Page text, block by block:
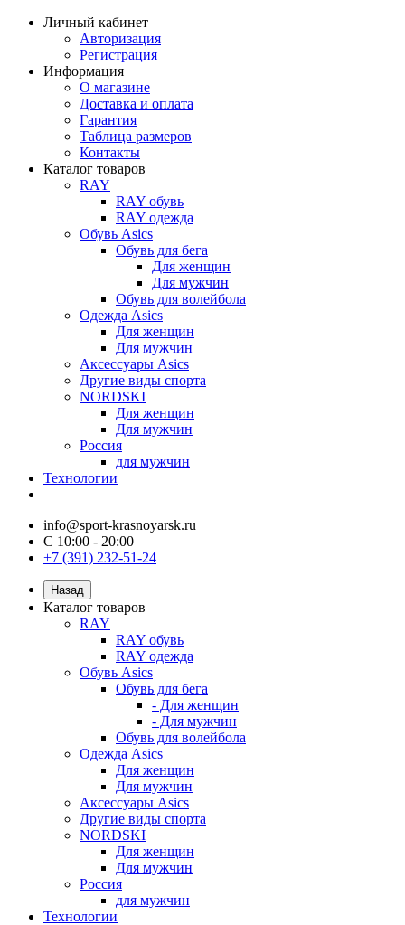
Личный кабинет
Авторизация
Регистрация
Информация
О магазине
Доставка и оплата
Гарантия
Таблица размеров
Контакты
Каталог товаров
RAY
RAY обувь
RAY одежда
Обувь Asics
Обувь для бега
Для женщин
Для мужчин
Обувь для волейбола
Одежда Asics
Для женщин
Для мужчин
Аксессуары Asics
Другие виды спорта
NORDSKI
Для женщин
Для мужчин
Россия
для мужчин
Технологии
info@sport-krasnoyarsk.ru
С 10:00 - 20:00
+7 (391) 232-51-24
Назад
Каталог товаров
RAY
RAY обувь
RAY одежда
Обувь Asics
Обувь для бега
- Для женщин
- Для мужчин
Обувь для волейбола
Одежда Asics
Для женщин
Для мужчин
Аксессуары Asics
Другие виды спорта
NORDSKI
Для женщин
Для мужчин
Россия
для мужчин
Технологии